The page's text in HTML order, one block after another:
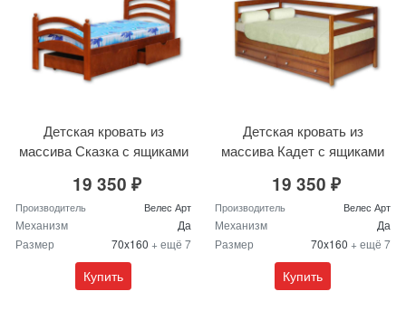
Детская кровать из
массива Сказка с ящиками
19 350 ₽
Производитель Велес Арт
Механизм
Да
Размер
70x160 + ещё 7
Купить
Детская кровать из
массива Кадет с ящиками
19 350 ₽
Производитель Велес Арт
Механизм
Да
Размер
70x160 + ещё 7
Купить